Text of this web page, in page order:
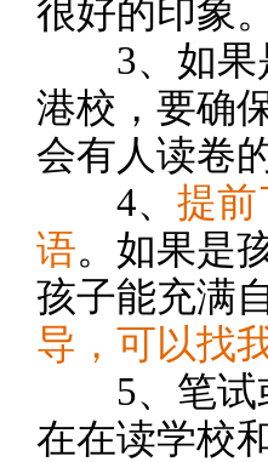
很好的印象。
3、如果是
港校，要确
会有人读卷的
4、 提前
语。如果是
孩子能充满
导，可以找
5、笔试或
在在读学校